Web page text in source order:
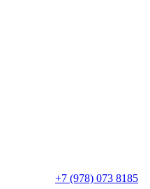
+7 (978) 073 8185